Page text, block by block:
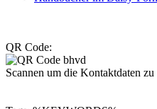
QR Code:
Scannen um die Kontaktdaten zu